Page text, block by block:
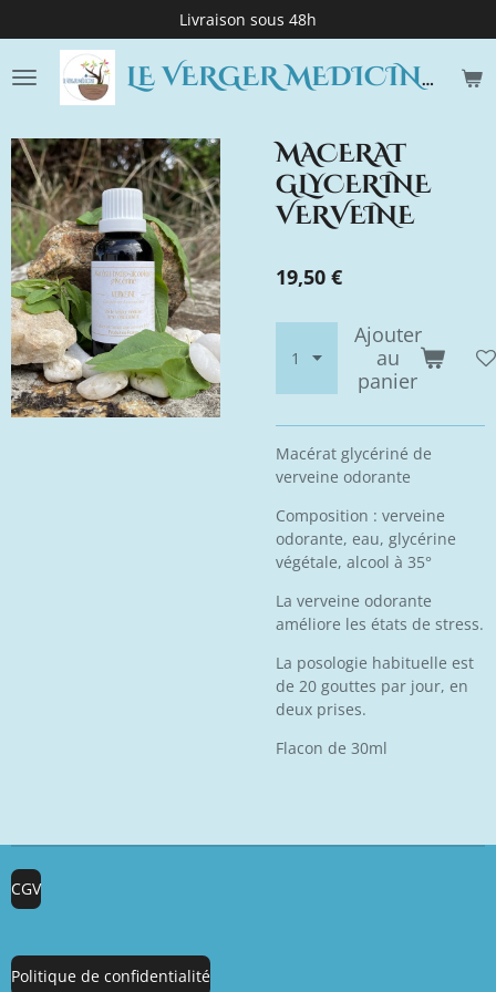
au
contenu
principal
LE VERGER MEDICINE
Livraison sous 48h
MACERAT
GLYCERINE
VERVEINE
19,50 €
Ajouter
au
panier
Macérat glycériné de
verveine odorante
Composition : verveine
odorante, eau, glycérine
végétale, alcool à 35°
La verveine odorante
améliore les états de stress.
La posologie habituelle est
de 20 gouttes par jour, en
deux prises.
Flacon de 30ml
CGV
Politique de confidentialité